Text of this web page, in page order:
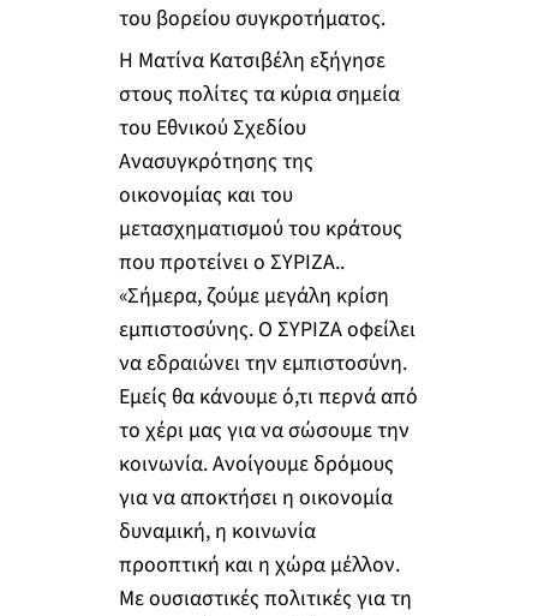
του βορείου συγκροτήματος.
Η Ματίνα Κατσιβέλη εξήγησε
στους πολίτες τα κύρια σημεία
του Εθνικού Σχεδίου
Ανασυγκρότησης της
οικονομίας και του
μετασχηματισμού του κράτους
που προτείνει ο ΣΥΡΙΖΑ..
«Σήμερα, ζούμε μεγάλη κρίση
εμπιστοσύνης. Ο ΣΥΡΙΖΑ οφείλει
να εδραιώνει την εμπιστοσύνη.
Εμείς θα κάνουμε ό,τι περνά από
το χέρι μας για να σώσουμε την
κοινωνία. Ανοίγουμε δρόμους
για να αποκτήσει η οικονομία
δυναμική, η κοινωνία
προοπτική και η χώρα μέλλον.
Με ουσιαστικές πολιτικές για τη